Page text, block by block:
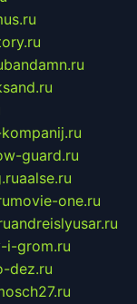
bandamn.ru
guard.ru
aalse.ru
movie-one.ru
andreislyusar.ru
i-grom.ru
dez.ru